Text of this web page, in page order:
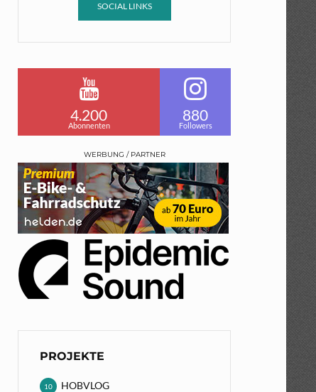
SOCIAL LINKS
4.200
Abonnenten
880
Followers
WERBUNG / PARTNER
PROJEKTE
HOBVLOG
10